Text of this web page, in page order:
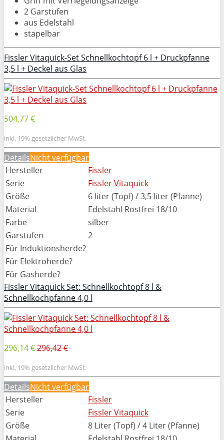
2 Garstufen
aus Edelstahl
stapelbar
Fissler Vitaquick-Set Schnellkochtopf 6 l + Druckpfanne
3,5 l + Deckel aus Glas
504,77 €
inkl. 19% gesetzlicher MwSt.
DetailsNicht verfügbar
Hersteller
Fissler
Serie
Fissler Vitaquick
Größe
6 liter (Topf) / 3,5 liter (Pfanne)
Material
Edelstahl Rostfrei 18/10
Farbe
silber
Garstufen
2
Für Induktionsherde?
Für Elektroherde?
Für Gasherde?
Fissler Vitaquick Set: Schnellkochtopf 8 l &
Schnellkochpfanne 4,0 l
296,14 €296,42 €
inkl. 19% gesetzlicher MwSt.
DetailsNicht verfügbar
Hersteller
Fissler
Serie
Fissler Vitaquick
Größe
8 Liter (Topf) / 4 Liter (Pfanne)